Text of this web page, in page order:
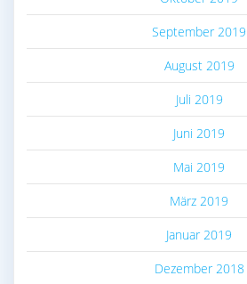
September 2019
August 2019
Juli 2019
Juni 2019
Mai 2019
März 2019
Januar 2019
Dezember 2018